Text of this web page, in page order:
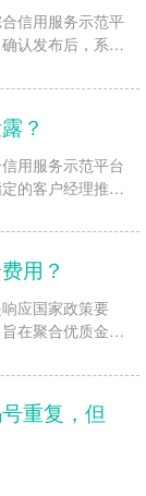
信用服务示范平
认发布后，系统
？
用服务示范平台
的客户经理推送
用？
应国家政策要
在聚合优质金融
资对接的过程
具有政府公益性
重复，但